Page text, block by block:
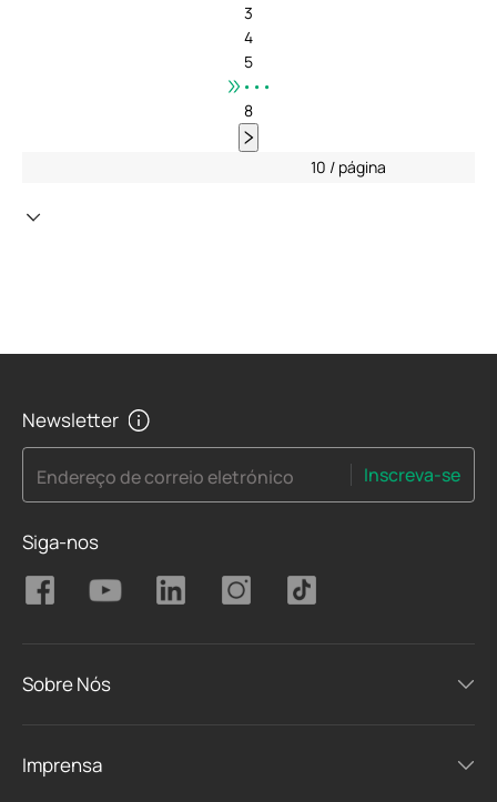
3
4
5
•••
8
10 / página
Newsletter
Endereço de correio eletrónico Inscreva-se
Siga-nos
Sobre Nós
Imprensa